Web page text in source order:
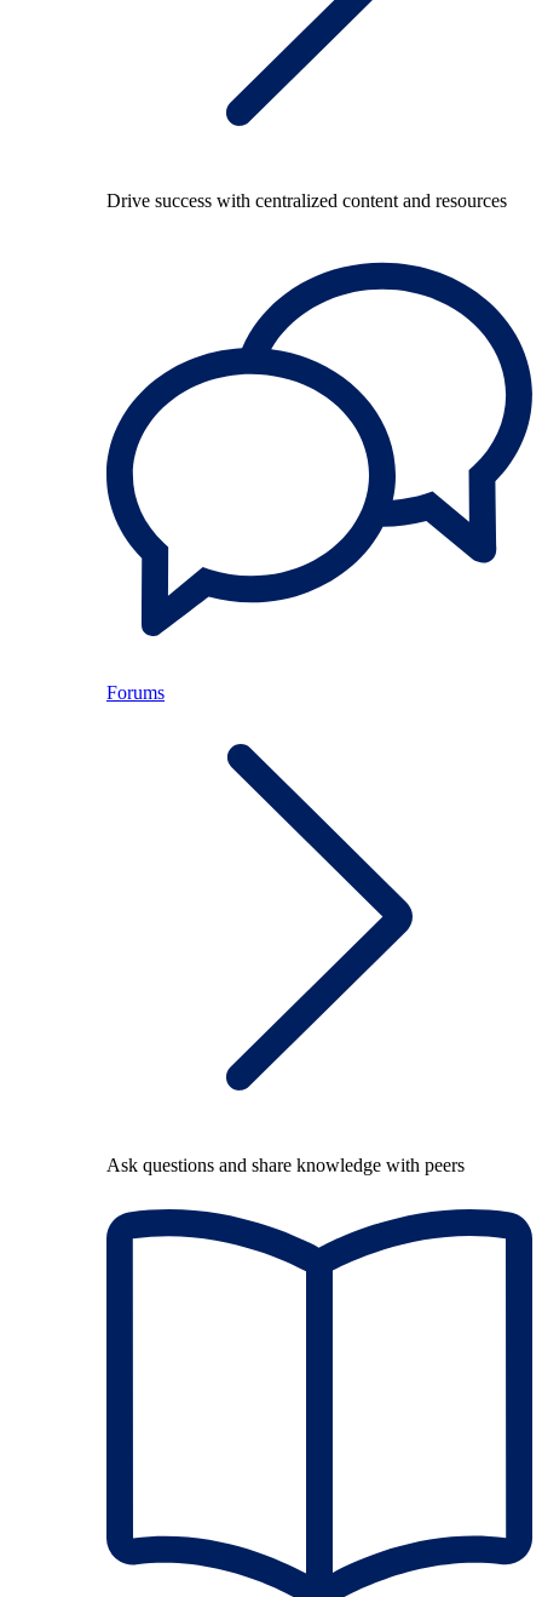
Drive success with centralized content and resources
Forums
Ask questions and share knowledge with peers